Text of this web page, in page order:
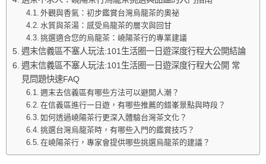
外觀與香氣：初步鑑賞台灣烏龍茶的奧祕
水質與茶湯：感受烏龍茶的層次與回甘
挑選適合您的烏龍茶：嶢陽茶行的專業建議
週末信義區不塞人玩法:101生活圈一日遊深度行程大公開結論
週末信義區不塞人玩法:101生活圈一日遊深度行程大公開 常
見問題快速FAQ
週末去信義區有哪些方法可以避開人潮？
在信義區進行一日遊，有哪些推薦的錯峯景點與時段？
如何透過嶢陽茶行更深入體驗台灣茶文化？
挑選台灣烏龍茶時，有哪些入門的鑑賞技巧？
在嶢陽茶行，專家會提供哪些挑選烏龍茶的建議？